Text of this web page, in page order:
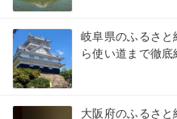
岐阜県のふるさ
ら使い道まで徹底
大阪府のふるさ